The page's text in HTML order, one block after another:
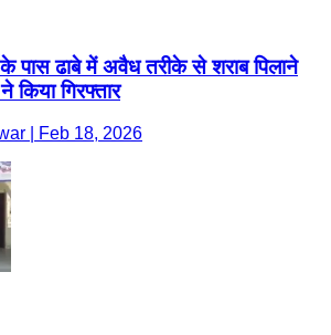
पास ढाबे में अवैध तरीके से शराब पिलाने
किया गिरफ्तार
| Feb 18, 2026